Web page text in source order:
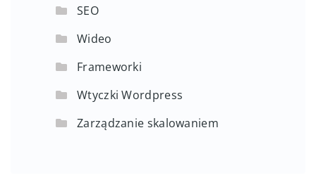
SEO
Wideo
Frameworki
Wtyczki Wordpress
Zarządzanie skalowaniem